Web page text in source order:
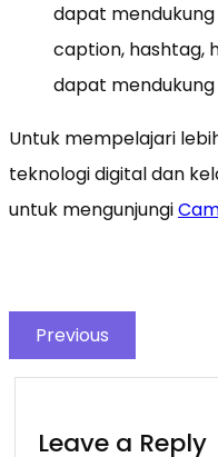
dapat
caption, hashtag,
dapat mendukung
Untuk mempelajari
teknologi digital dan
untuk mengunjungi
Previous
Leave a Reply